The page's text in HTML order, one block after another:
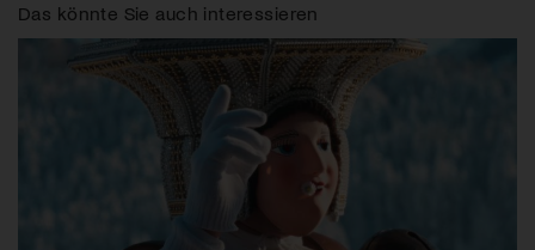
Das könnte Sie auch interessieren